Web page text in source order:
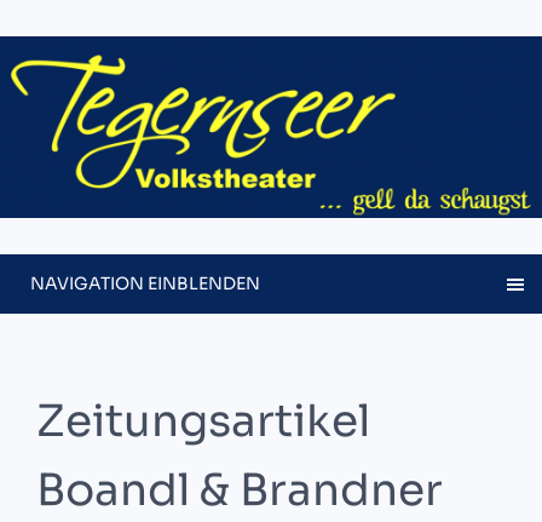
NAVIGATION EINBLENDEN
Zeitungsartikel
Boandl & Brandner